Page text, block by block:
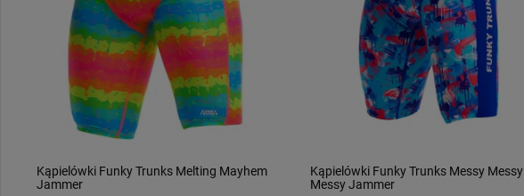
Kąpielówki Funky Trunks Melting Mayhem
Jammer
Kąpielówki Funky Trunks Messy Messy
Messy Jammer